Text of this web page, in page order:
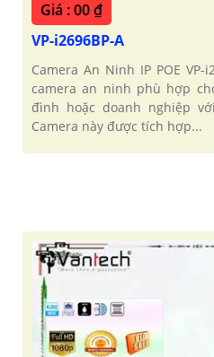
Giá : 00 ₫
VP-i2696BP-A
Camera An Ninh IP POE
camera an ninh phù hợp
đình hoặc doanh nghiệp
Camera này được tích hợp...